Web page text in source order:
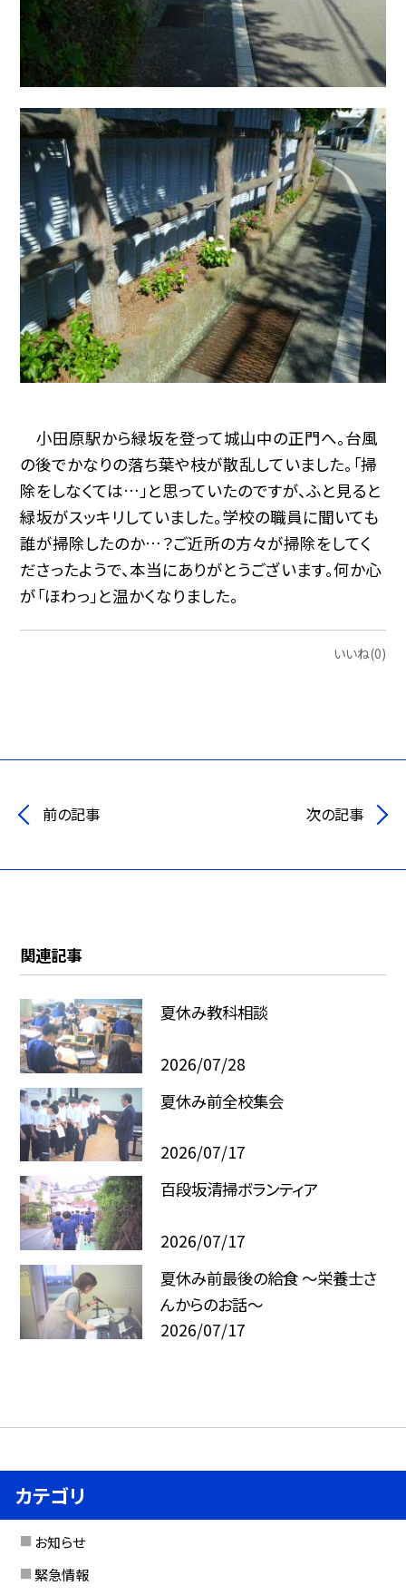
小田原駅から緑坂を登って城山中の正門へ。台風
の後でかなりの落ち葉や枝が散乱していました。「掃
除をしなくては…」と思っていたのですが、ふと見ると
緑坂がスッキリしていました。学校の職員に聞いても
誰が掃除したのか…？ご近所の方々が掃除をしてく
ださったようで、本当にありがとうございます。何か心
が「ほわっ」と温かくなりました。
いいね(0)
前の記事 次の記事
関連記事
夏休み教科相談
2026/07/28
夏休み前全校集会
2026/07/17
百段坂清掃ボランティア
2026/07/17
夏休み前最後の給食 ～栄養士さ
んからのお話～
2026/07/17
カテゴリ
お知らせ
緊急情報